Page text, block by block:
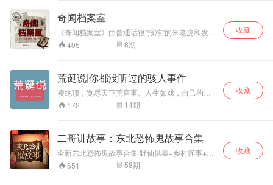
东北。 本书立志于
教育人、感化人，
崇尚正义、反对邪
恶。以寓教于乐于
讲述。 那么金明又
和五家身圣有何渊
源呢？欲知后事如
何，听我慢慢道来
的事，所以很少有
人从这里走，除了
一些年纪大的人以
外，几乎没人知道
人家，分为上下两
个生产队，西边
的，是下生产队，
我们通常叫“下
包的最多，是大
户。而我们家住在
东边的“上队”，大
多都姓刘，也基本
出发，探讨为何要
学习《道德经》。
志” 的境界，感受
“得道者无烦恼” 的
三观” 的内涵，品
味 “上善若水” 的魅
力。
奇闻档案室
《奇闻档案室》由普通话很"报准"的米老虎和发音
很"曾确"的派大静共同主持，主要做一些真实案件
分享
405 8期
收藏
荒诞说|你都没听过的骇人事件
凌绝顶，览尽天下荒唐事。人生如戏，自己的剧
本不够精彩？那咱来瞧瞧别人的本儿～ 更新时
间：每周2、周4定期更新；
172 14期
收藏
二哥讲故事：东北恐怖鬼故事合集
全新东北恐怖鬼故事合集 野仙供奉+乡村怪事+都
市奇闻 悬疑推理、灵异惊悚、奇闻怪谈 应有尽
有，刺激不断 大仙守护：死去的老太太竟离奇复
651 58期
收藏